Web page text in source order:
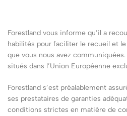
Forestland vous informe qu’il a
habilités pour faciliter le recueil et
que vous nous avez
situés dans l’Union Européenne
Forestland s’est préalablement
ses prestataires de garanties
conditions strictes en matière de